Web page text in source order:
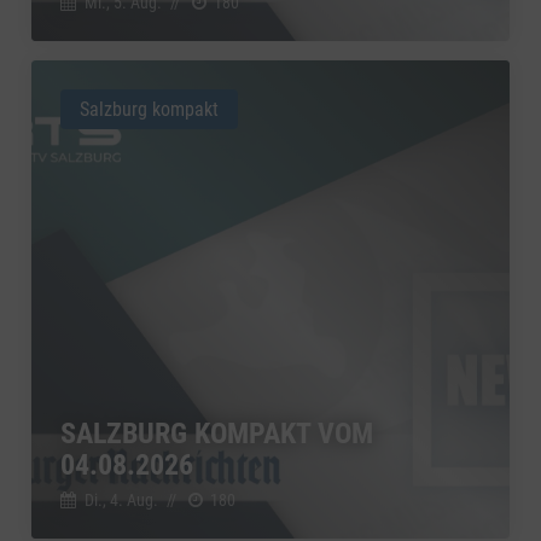
SALZBURG KOMPAKT VOM
04.08.2026
Di., 4. Aug. // 180
Salzburg kompakt